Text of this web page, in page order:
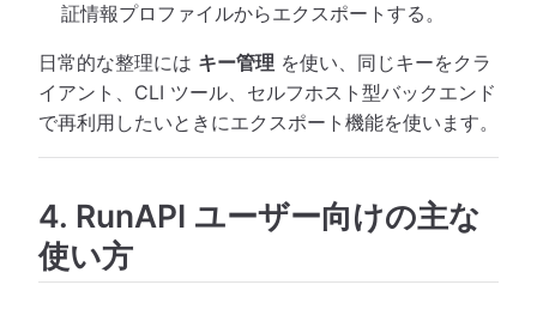
証情報プロファイルからエクスポートする。
日常的な整理には キー管理 を使い、同じキーをクラ
イアント、CLI ツール、セルフホスト型バックエンド
で再利用したいときにエクスポート機能を使います。
4. RunAPI ユーザー向けの主な
使い方